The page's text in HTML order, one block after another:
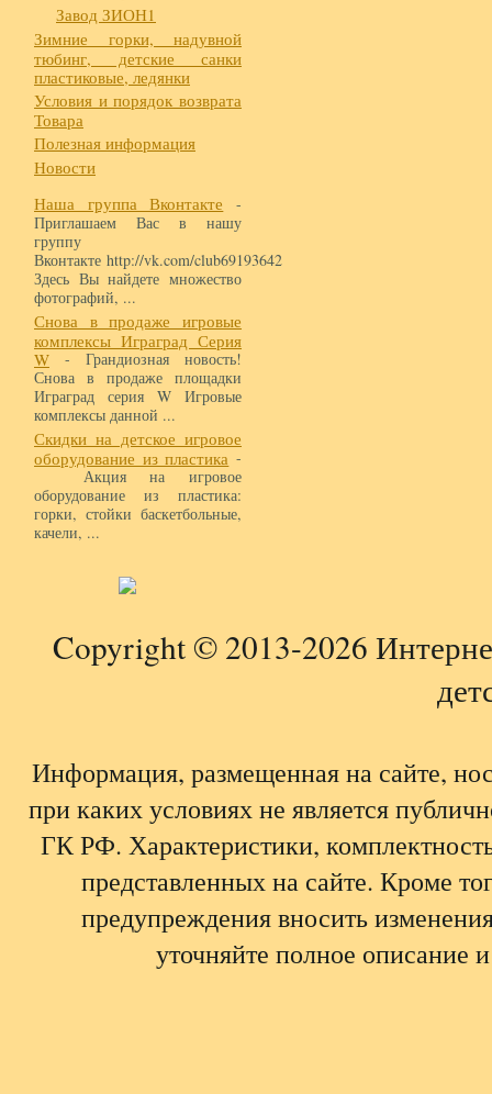
Завод ЗИОН1
Зимние горки, надувной
тюбинг, детские санки
пластиковые, ледянки
Условия и порядок возврата
Товара
Полезная информация
Новости
Наша группа Вконтакте -
Приглашаем Вас в нашу
группу
Вконтакте http://vk.com/club69193642
Здесь Вы найдете множество
фотографий, ...
Снова в продаже игровые
комплексы Играград Серия
W - Грандиозная новость!
Снова в продаже площадки
Играград серия W Игровые
комплексы данной ...
Скидки на детское игровое
оборудование из пластика -
Акция на игровое
оборудование из пластика:
горки, стойки баскетбольные,
качели, ...
Copyright © 2013-2026
Информация, размещенная на сайте,
при каких условиях не является
ГК РФ. Характеристики,
представленных на сайте. Кроме
предупреждения вносить
уточняйте полное описание